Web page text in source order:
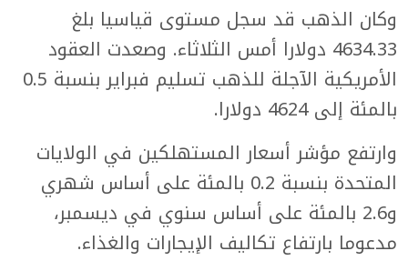
وكان الذهب قد سجل مستوى قياسيا بلغ
4634.33 دولارا أمس الثلاثاء. وصعدت العقود
الأمريكية الآجلة للذهب تسليم فبراير بنسبة ⁠0.5
بالمئة إلى 4624 دولارا.
وارتفع مؤشر أسعار المستهلكين في الولايات
المتحدة بنسبة 0.2 بالمئة على أساس شهري
و2.6 بالمئة على أساس سنوي في ديسمبر،
مدعوما بارتفاع ​تكاليف الإيجارات والغذاء.